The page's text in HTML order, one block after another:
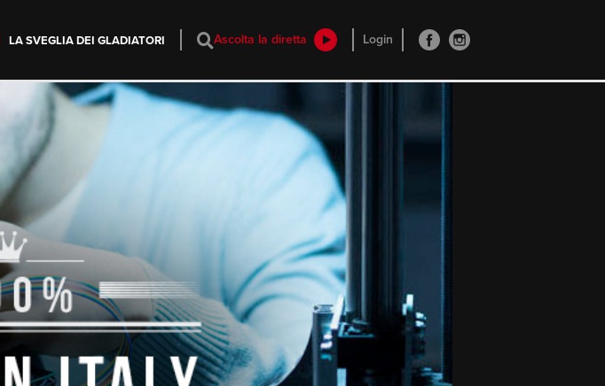
LA SVEGLIA DEI GLADIATORI Ascolta la diretta Login